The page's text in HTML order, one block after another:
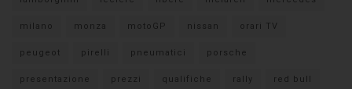
milano monza motoGP nissan orari TV
peugeot pirelli pneumatici porsche
presentazione prezzi qualifiche rally red bull